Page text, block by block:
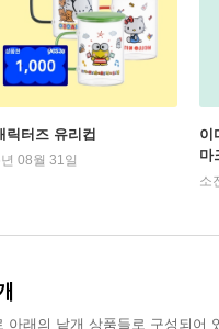
릭터즈 유리컵
08월 31일
이
마
소
아래의 낱개 상품들로 구성되어